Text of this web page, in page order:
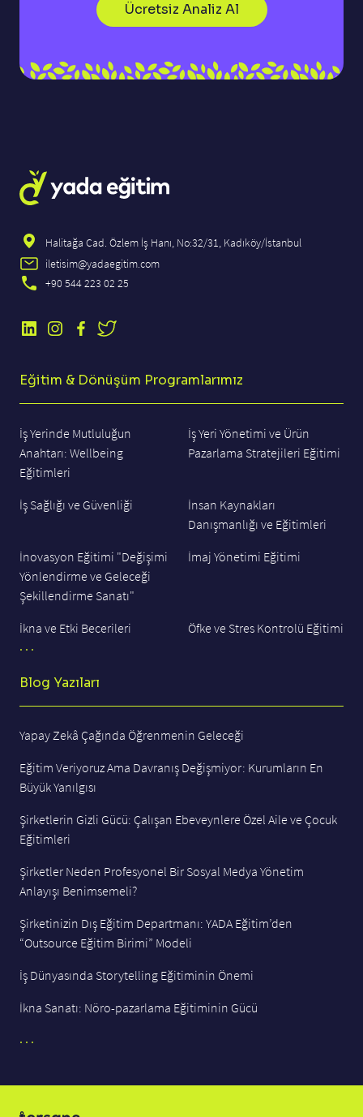
Ücretsiz Analiz Al
Halitağa Cad. Özlem İş Hanı, No:32/31, Kadıköy/İstanbul
iletisim@yadaegitim.com
+90 544 223 02 25
Eğitim & Dönüşüm Programlarımız
İş Yerinde Mutluluğun
Anahtarı: Wellbeing
Eğitimleri
İş Yeri Yönetimi ve Ürün
Pazarlama Stratejileri Eğitimi
İş Sağlığı ve Güvenliği
İnsan Kaynakları
Danışmanlığı ve Eğitimleri
İnovasyon Eğitimi "Değişimi
Yönlendirme ve Geleceği
Şekillendirme Sanatı"
İmaj Yönetimi Eğitimi
İkna ve Etki Becerileri
Öfke ve Stres Kontrolü Eğitimi
. . .
Blog Yazıları
Yapay Zekâ Çağında Öğrenmenin Geleceği
Eğitim Veriyoruz Ama Davranış Değişmiyor: Kurumların En
Büyük Yanılgısı
Şirketlerin Gizli Gücü: Çalışan Ebeveynlere Özel Aile ve Çocuk
Eğitimleri
Şirketler Neden Profesyonel Bir Sosyal Medya Yönetim
Anlayışı Benimsemeli?
Şirketinizin Dış Eğitim Departmanı: YADA Eğitim’den
“Outsource Eğitim Birimi” Modeli
İş Dünyasında Storytelling Eğitiminin Önemi
İkna Sanatı: Nöro-pazarlama Eğitiminin Gücü
. . .